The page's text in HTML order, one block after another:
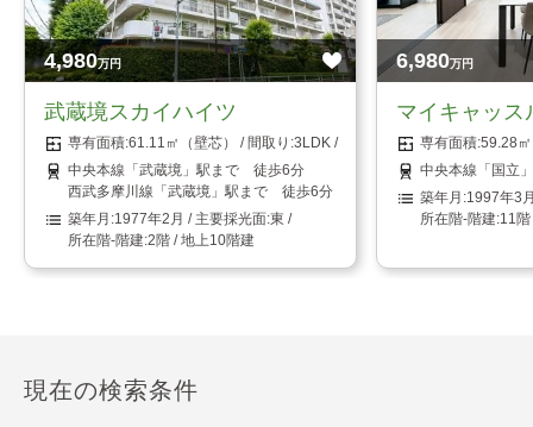
4,980万円
武蔵境スカイハイツ
61.11㎡（壁芯）
3LDK
中央本線「武蔵境」駅まで 徒歩6分
西武多摩川線「武蔵境」駅まで 徒歩6分
1977年2月
東
2階 / 地上10階建
6,980万円
マイキャッス
59.28
中央本線「国立
1997年3
11
現在の検索条件